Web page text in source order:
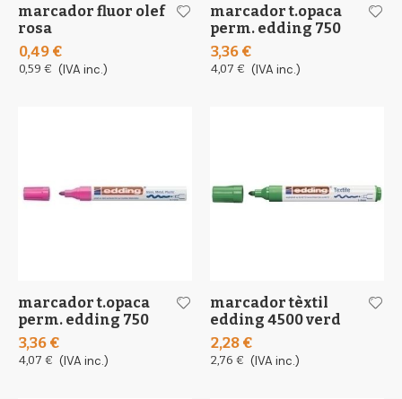
marcador fluor olef
rosa
0,49 €
0,59 € (IVA inc.)
marcador t.opaca
perm. edding 750
3,36 €
4,07 € (IVA inc.)
marcador t.opaca
perm. edding 750
3,36 €
4,07 € (IVA inc.)
marcador tèxtil
edding 4500 verd
2,28 €
2,76 € (IVA inc.)